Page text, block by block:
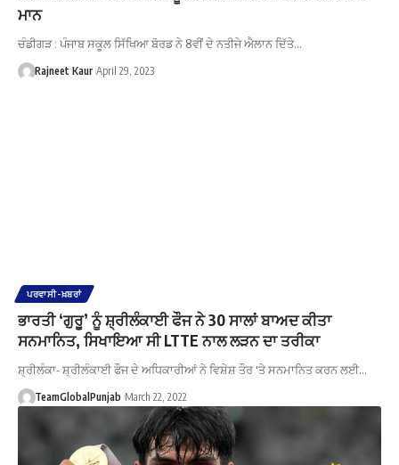
ਮਾਨ
ਚੰਡੀਗੜ : ਪੰਜਾਬ ਸਕੂਲ ਸਿੱਖਿਆ ਬੋਰਡ ਨੇ 8ਵੀਂ ਦੇ ਨਤੀਜੇ ਐਲਾਨ ਦਿੱਤੇ…
Rajneet Kaur April 29, 2023
ਪਰਵਾਸੀ-ਖ਼ਬਰਾਂ
ਭਾਰਤੀ ‘ਗੁਰੂ’ ਨੂੰ ਸ਼੍ਰੀਲੰਕਾਈ ਫੌਜ ਨੇ 30 ਸਾਲਾਂ ਬਾਅਦ ਕੀਤਾ
ਸਨਮਾਨਿਤ, ਸਿਖਾਇਆ ਸੀ LTTE ਨਾਲ ਲੜਨ ਦਾ ਤਰੀਕਾ
ਸ਼੍ਰੀਲੰਕਾ- ਸ਼੍ਰੀਲੰਕਾਈ ਫੌਜ ਦੇ ਅਧਿਕਾਰੀਆਂ ਨੇ ਵਿਸ਼ੇਸ਼ ਤੌਰ 'ਤੇ ਸਨਮਾਨਿਤ ਕਰਨ ਲਈ…
TeamGlobalPunjab March 22, 2022